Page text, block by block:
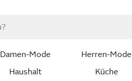
Damen-Mode Herren-Mode
Haushalt Küche